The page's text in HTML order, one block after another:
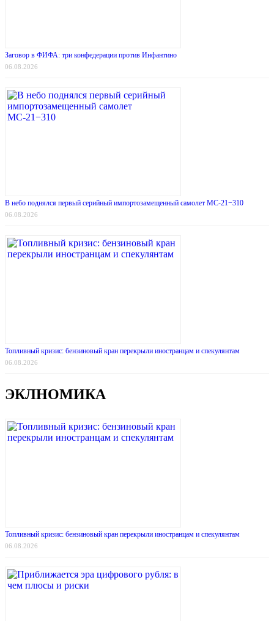
Заговор в ФИФА: три конфедерации против Инфантино
06.08.2026
В небо поднялся первый серийный импортозамещенный самолет МС-21−310
06.08.2026
Топливный кризис: бензиновый кран перекрыли иностранцам и спекулянтам
06.08.2026
ЭКЛНОМИКА
Топливный кризис: бензиновый кран перекрыли иностранцам и спекулянтам
06.08.2026